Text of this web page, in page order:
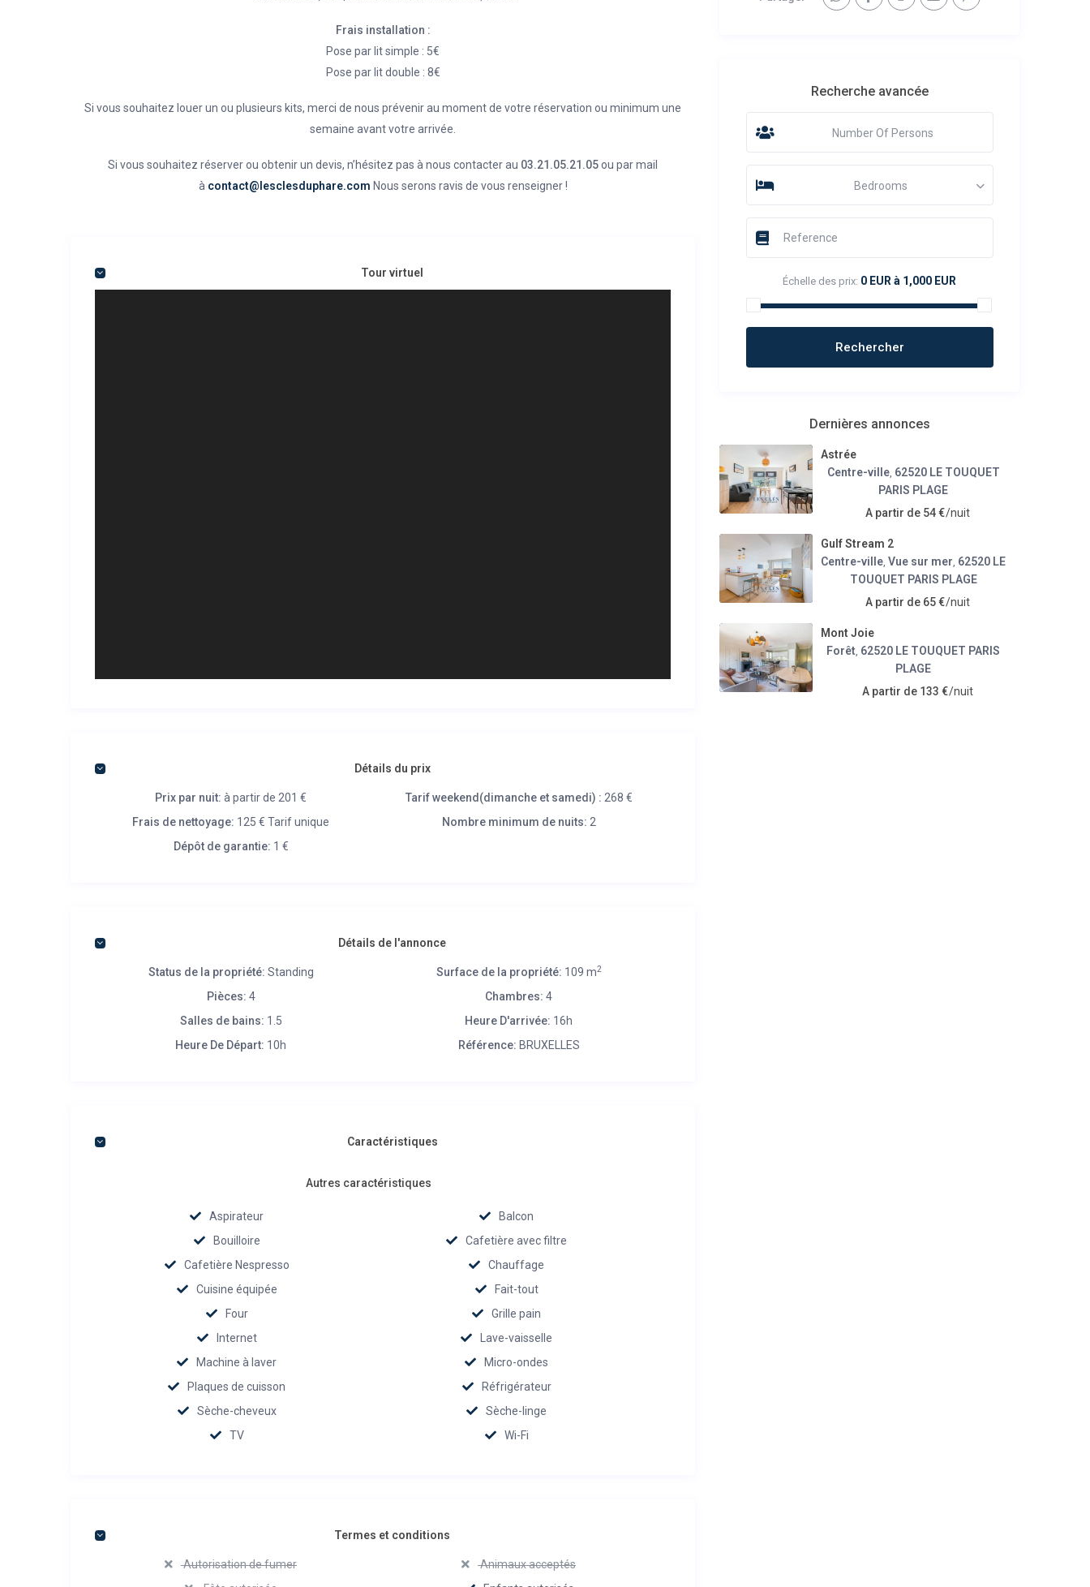
Frais installation :
Pose par lit simple : 5€
Pose par lit double : 8€
Si vous souhaitez louer un ou plusieurs kits, merci de nous prévenir au moment de votre réservation ou minimum une
semaine avant votre arrivée.
Si vous souhaitez réserver ou obtenir un devis, n’hésitez pas à nous contacter au 03.21.05.21.05ou par mail
à contact@lesclesduphare.com Nous serons ravis de vous renseigner !
Tour virtuel
Détails du prix
Prix par nuit: à partir de 201 € Tarif weekend(dimanche et samedi) : 268 €
Frais de nettoyage: 125 € Tarif unique Nombre minimum de nuits: 2
Dépôt de garantie: 1 €
Détails de l'annonce
Status de la propriété: Standing Surface de la propriété: 109 m2
Pièces: 4 Chambres: 4
Salles de bains: 1.5 Heure D'arrivée: 16h
Heure De Départ: 10h Référence: BRUXELLES
Caractéristiques
Autres caractéristiques
Aspirateur
Balcon
Bouilloire
Cafetière avec filtre
Cafetière Nespresso
Chauffage
Cuisine équipée
Fait-tout
Four
Grille pain
Internet
Lave-vaisselle
Machine à laver
Micro-ondes
Plaques de cuisson
Réfrigérateur
Sèche-cheveux
Sèche-linge
TV
Wi-Fi
Termes et conditions
Autorisation de fumer
Animaux acceptés
Recherche avancée
Number Of Persons
Bedrooms
Échelle des prix: 0 EUR à 1,000 EUR
Dernières annonces
Astrée
Centre-ville, 62520 LE TOUQUET
PARIS PLAGE
A partir de 54 €/nuit
Gulf Stream 2
Centre-ville Vue sur mer 62520 LE
TOUQUET PARIS PLAGE
A partir de 65 €/nuit
Mont Joie
Forêt 62520 LE TOUQUET PARIS
PLAGE
A partir de 133 €/nuit